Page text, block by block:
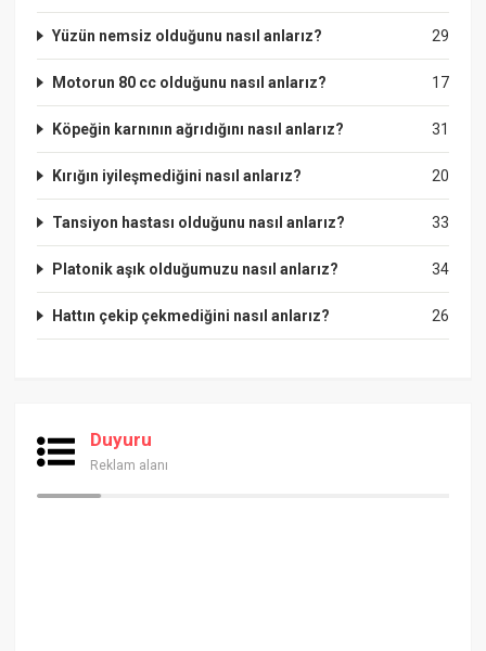
29
Yüzün nemsiz olduğunu nasıl anlarız?
17
Motorun 80 cc olduğunu nasıl anlarız?
31
Köpeğin karnının ağrıdığını nasıl anlarız?
20
Kırığın iyileşmediğini nasıl anlarız?
33
Tansiyon hastası olduğunu nasıl anlarız?
34
Platonik aşık olduğumuzu nasıl anlarız?
26
Hattın çekip çekmediğini nasıl anlarız?
Duyuru
Reklam alanı